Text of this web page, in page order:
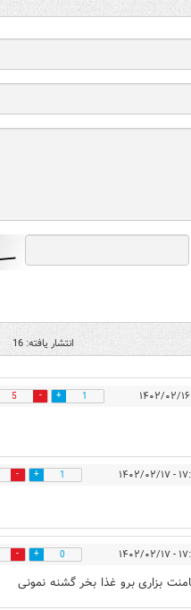
انتشار یافته: 16
1
5
۰۲/۱۷ 1
۰۲/۱۷ 0
بزاری برو غذا بخر گشنه نمونی